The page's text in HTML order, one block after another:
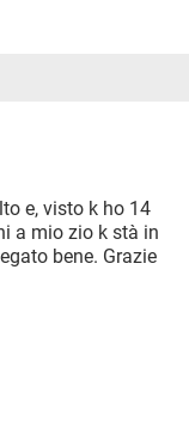
e, visto k ho 14
a mio zio k stà in
bene. Grazie